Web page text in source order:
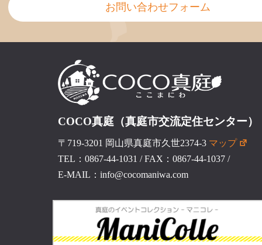
お問い合わせフォーム
COCO真庭（真庭市交流定住センター）
〒719-3201 岡山県真庭市久世2374-3 マップ
TEL：0867-44-1031 /FAX：0867-44-1037/
E-MAIL：info@cocomaniwa.com